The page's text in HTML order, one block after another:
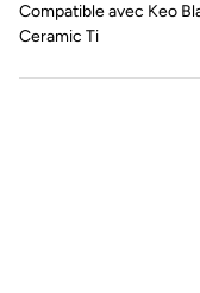
Compatible avec Keo
Ceramic Ti